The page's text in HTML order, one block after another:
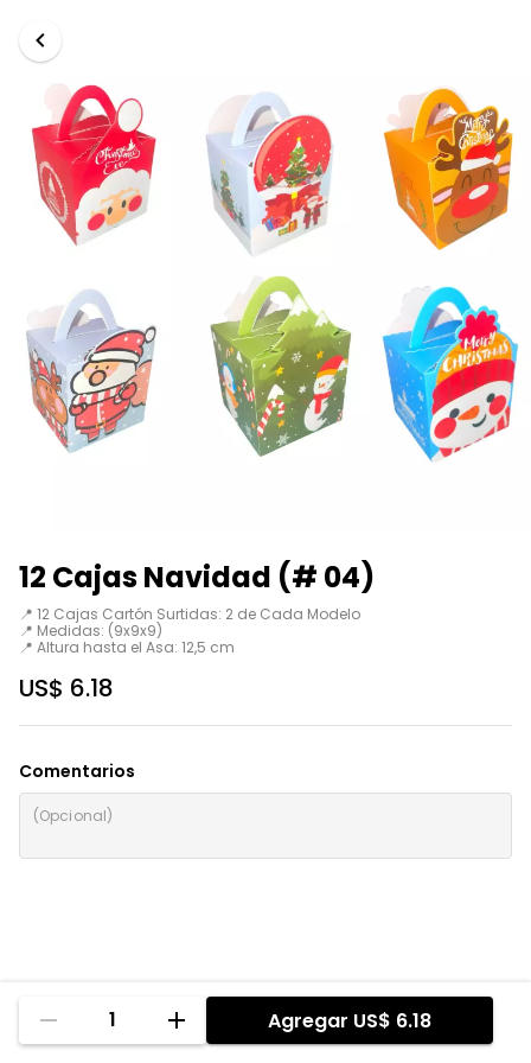
12 Cajas Navidad (# 04)
📍 12 Cajas Cartón Surtidas: 2 de Cada Modelo
📍 Medidas: (9x9x9)
📍 Altura hasta el Asa: 12,5 cm
US$ 6.18
Comentarios
1 Agregar US$ 6.18